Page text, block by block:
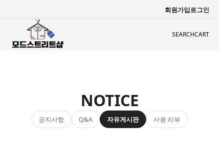
회원가입로그인
SEARCHCART
NOTICE
공지사항 Q&A 자유게시판 사용 리뷰